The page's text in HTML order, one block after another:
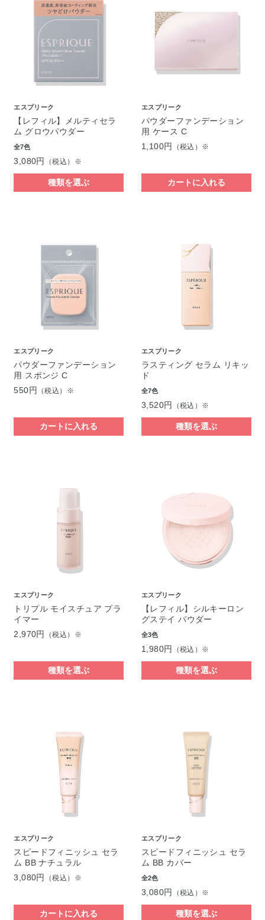
エスプリーク
【レフィル】メルティセラ
ム グロウパウダー
全7色
3,080円 （税込）※
種類を選ぶ
エスプリーク
パウダーファンデーション
用 ケース C
1,100円
（税込）※
カートに入れる
エスプリーク
パウダーファンデーション
用 スポンジ C
550円
（税込）※
カートに入れる
エスプリーク
ラスティング セラム リキッ
ド
全7色
3,520円 （税込）※
種類を選ぶ
エスプリーク
トリプル モイスチュア プラ
イマー
2,970円
（税込）※
種類を選ぶ
エスプリーク
【レフィル】シルキーロン
グステイ パウダー
全3色
1,980円 （税込）※
種類を選ぶ
エスプリーク
スピードフィニッシュ セラ
ム BB ナチュラル
3,080円
（税込）※
カートに入れる
エスプリーク
スピードフィニッシュ セラ
ム BB カバー
全2色
3,080円 （税込）※
種類を選ぶ